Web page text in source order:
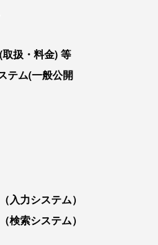
扱・料金) 等
テム(一般公開
入力システム）
検索システム）